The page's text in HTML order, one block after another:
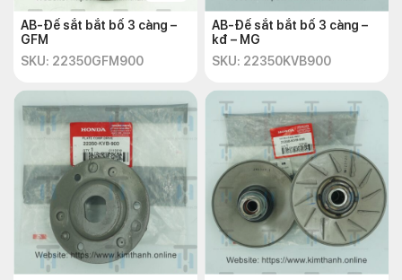
AB-Đế sắt bắt bố 3 càng –
GFM
SKU: 22350GFM900
AB-Đế sắt bắt bố 3 càng –
kđ – MG
SKU: 22350KVB900